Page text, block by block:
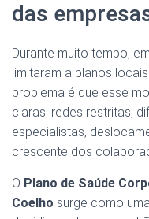
das
Durante muito tempo,
limitaram a planos
problema é que esse
claras: redes restritas,
especialistas,
crescente dos
O Plano de Saúde
Coelho surge como